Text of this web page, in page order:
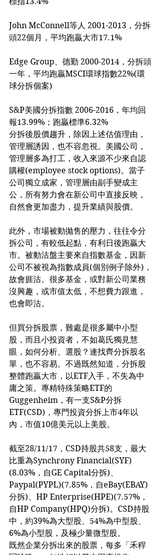
John McConnell等人 2001-2013，分拆
頭22個月，平均跑贏大市17.1%
Edge Group、德勤 2000-2014，分拆頭
一年，平均跑贏MSCI環球指數22%(環
球分拆個案)
S&P美國分拆指數 2006-2016，年均回
報13.99%；跑贏標準6.32%
分拆後股價趨升，除因上述估值理由，
管理層誘因，也不容忽視。美國公司，
管理層多為打工，收入來源不少來自認
購權(employee stock options)。當子
公司獨立成家，管理層由副手變成主
公，所有努力會在新公司中直接反映，
自然會更加盡力，提升業績與股價。
此外，市場被動拋售的壓力，往往令分
拆公司，有較低起點，有利日後跑贏大
市。被動沽盤主要來自指數基金，因新
公司不被視為指數成員(個別例子除外)，
故會捱沽。很多基金，或對新公司業務
沒興趣，或市值太低，不想費力跟進，
也會即沽。
但買分拆股票，難處是很多屬中小型
股，而且小投資者，不如葛氏獨見慧
眼，如何分析、選股？連找齊分拆股名
單，也不容易。不過既然知道，分拆股
整體跑贏大市，以ETF入手，不失為中
庸之策。專精特殊策略ETF的
Guggenheim，有一支S&P分拆
ETF(CSD)，專門投資分拆上市4年以
內，市值10億美元以上美股。
截至28/11/17，CSD持股共58支，最大
比重為Synchrony Financial(SYF)
(8.03%，自GE Capital分拆)、
Paypal(PYPL)(7.85%，自eBay(EBAY)
分拆)、HP Enterprise(HPE)(7.57%，
自HP Company(HPQ)分拆)。CSD持股
中，約39%為大型股、54%為中型股、
6%為小型股，及極少量微型股。
既然企業分拆出來的股票，每多「禾稈